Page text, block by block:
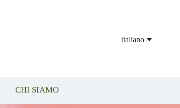
Italiano
CHI SIAMO